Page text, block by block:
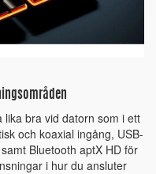
lika bra vid datorn som i ett
och koaxial ingång, USB-
Bluetooth aptX HD för
i hur du ansluter